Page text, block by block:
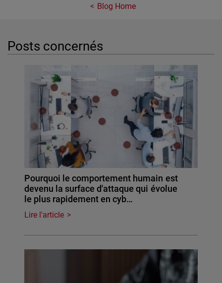
Blog Home
Posts concernés
Pourquoi le comportement humain est
devenu la surface d'attaque qui évolue
le plus rapidement en cyb…
Lire l'article